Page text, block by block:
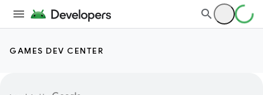
GAMES DEV CENTER